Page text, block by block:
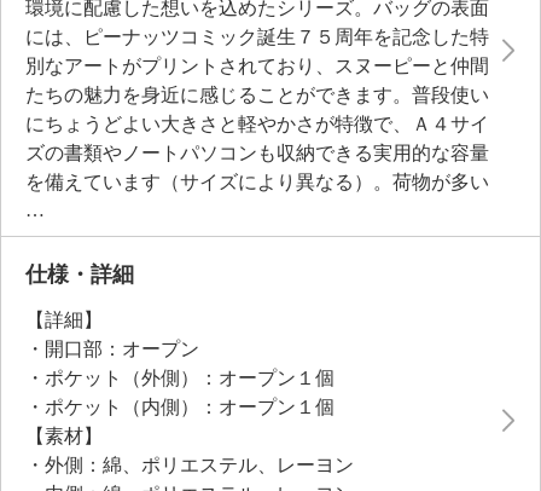
環境に配慮した想いを込めたシリーズ。バッグの表面
には、ピーナッツコミック誕生７５周年を記念した特
別なアートがプリントされており、スヌーピーと仲間
たちの魅力を身近に感じることができます。普段使い
にちょうどよい大きさと軽やかさが特徴で、Ａ４サイ
ズの書類やノートパソコンも収納できる実用的な容量
を備えています（サイズにより異なる）。荷物が多い
日も快適に持ち運び可能。日常のお買い物から通勤・
通学まで幅広いシーンで活躍します。
仕様・詳細
【詳細】
・開口部：オープン
・ポケット（外側）：オープン１個
・ポケット（内側）：オープン１個
【素材】
・外側：綿、ポリエステル、レーヨン